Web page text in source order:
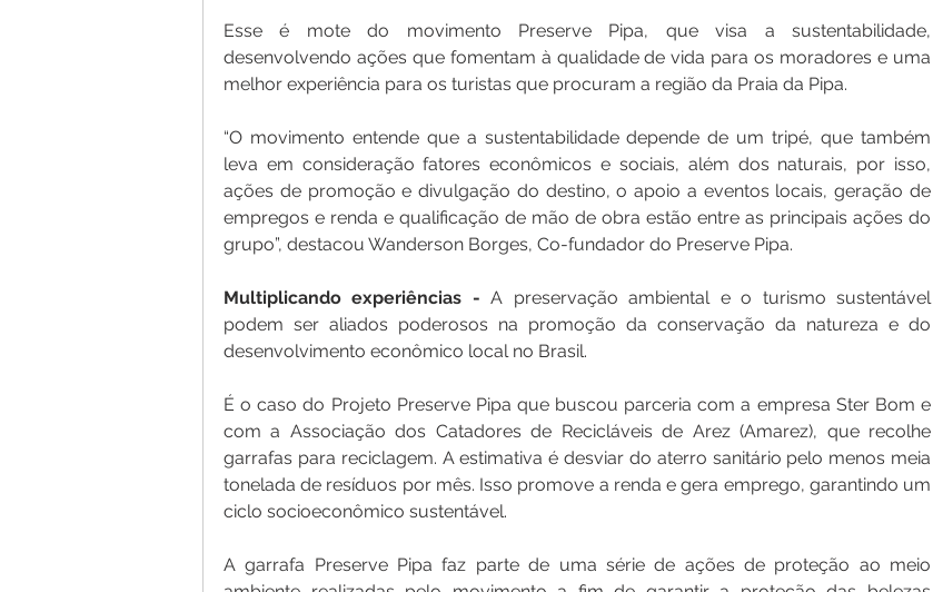
Esse é mote do movimento Preserve Pipa, que visa a sustentabilidade,
desenvolvendo ações que fomentam à qualidade de vida para os moradores e uma
melhor experiência para os turistas que procuram a região da Praia da Pipa.
“O movimento entende que a sustentabilidade depende de um tripé, que também
leva em consideração fatores econômicos e sociais, além dos naturais, por isso,
ações de promoção e divulgação do destino, o apoio a eventos locais, geração de
empregos e renda e qualificação de mão de obra estão entre as principais ações do
grupo”, destacou Wanderson Borges, Co-fundador do Preserve Pipa.
Multiplicando experiências - A preservação ambiental e o turismo sustentável
podem ser aliados poderosos na promoção da conservação da natureza e do
desenvolvimento econômico local no Brasil.
É o caso do Projeto Preserve Pipa que buscou parceria com a empresa Ster Bom e
com a Associação dos Catadores de Recicláveis de Arez (Amarez), que recolhe
garrafas para reciclagem. A estimativa é desviar do aterro sanitário pelo menos meia
tonelada de resíduos por mês. Isso promove a renda e gera emprego, garantindo um
ciclo socioeconômico sustentável.
A garrafa Preserve Pipa faz parte de uma série de ações de proteção ao meio